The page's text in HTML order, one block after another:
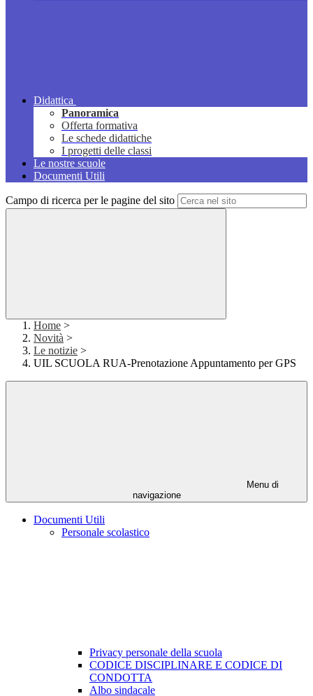
Didattica
Panoramica
Offerta formativa
Le schede didattiche
I progetti delle classi
Le nostre scuole
Documenti Utili
Campo di ricerca per le pagine del sito
Home >
Novità >
Le notizie >
UIL SCUOLA RUA-Prenotazione Appuntamento per GPS
Menu di
navigazione
Documenti Utili
Personale scolastico
Privacy personale della scuola
CODICE DISCIPLINARE E CODICE DI
CONDOTTA
Albo sindacale